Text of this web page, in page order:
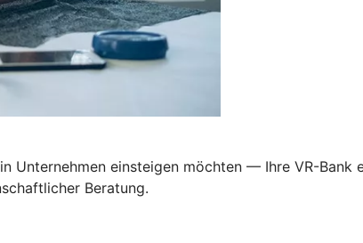
Unternehmen einsteigen möchten — Ihre VR-
Beratung.